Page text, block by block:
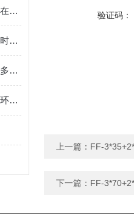
耐高温钢带铠装电力电缆能够在高温环境下保持稳定的性能
耐高温钢带铠装电力电缆使用时需注意以下几点
耐高温电力电缆的需求越来越多，对其品质也越高
低烟无卤控制电缆具有良好的环保性能
验证码：
上一篇： FF-
下一篇： FF-